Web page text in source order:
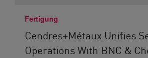
Fertigung
Cendres+Métaux Unifies
Operations With BNC &